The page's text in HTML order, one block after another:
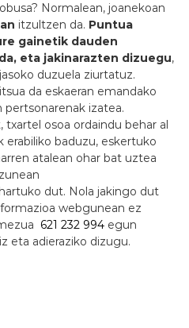
Normalean, joanekoan
itzultzen da. Puntua
gainetik dauden
eta jakinarazten dizuegu,
duzuela ziurtatuz.
da eskaeran emandako
izatea.
txartel osoa ordaindu behar al
erabiliko baduzu, eskertuko
atalean ohar bat uztea
dut. Nola jakingo dut
webgunean ez
621 232 994egun
eta adieraziko dizugu.